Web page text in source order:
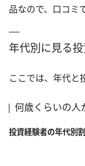
品なので、口コミ
年代別に見る
ここでは、年代と
何歳くらいの人
投資経験者の年代別